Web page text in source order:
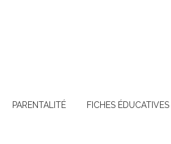
PARENTALITÉ FICHES ÉDUCATIVES